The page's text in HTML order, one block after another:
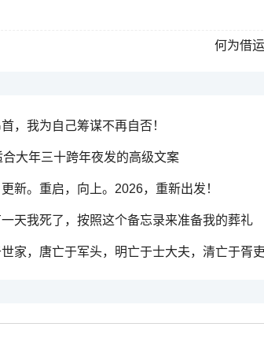
何为借
，我为自己筹谋不再自否！
合大年三十跨年夜发的高级文案
新。重启，向上。2026，重新出发！
天我死了，按照这个备忘录来准备我的葬礼
家，唐亡于军头，明亡于士大夫，清亡于胥